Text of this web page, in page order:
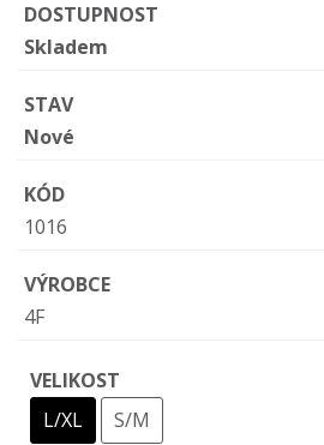
DOSTUPNOST
Skladem
STAV
Nové
KÓD
1016
VÝROBCE
4F
VELIKOST
L/XL
S/M